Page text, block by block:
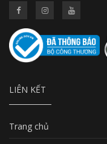
LIÊN KẾT
Trang chủ